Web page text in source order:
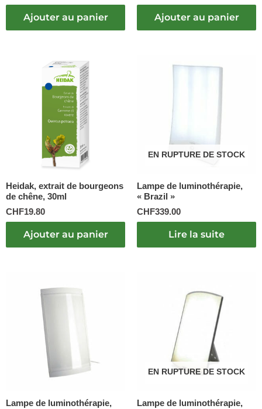
Ajouter au panier Ajouter au panier
Heidak, extrait de bourgeons
de chêne, 30ml
CHF19.80
Ajouter au panier
EN RUPTURE DE STOCK
Lampe de luminothérapie,
« Brazil »
CHF339.00
Lire la suite
Lampe de luminothérapie,
EN RUPTURE DE STOCK
Lampe de luminothérapie,